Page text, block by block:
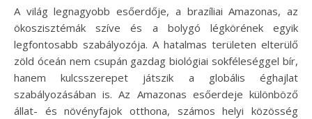
A világ legnagyobb esőerdője, a brazíliai Amazonas, az
ökoszisztémák szíve és a bolygó légkörének egyik
legfontosabb szabályozója. A hatalmas területen elterülő
zöld óceán nem csupán gazdag biológiai sokféleséggel bír,
hanem kulcsszerepet játszik a globális éghajlat
szabályozásában is. Az Amazonas esőerdeje különböző
állat- és növényfajok otthona, számos helyi közösség